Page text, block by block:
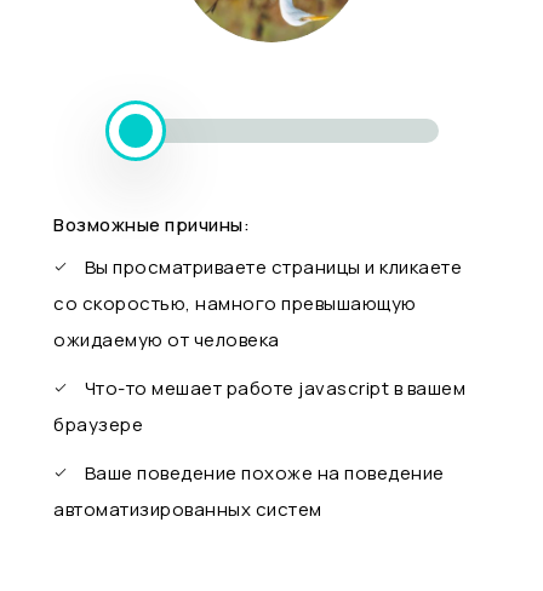
Возможные причины:
Вы просматриваете страницы и кликаете
со скоростью, намного превышающую
ожидаемую от человека
Что-то мешает работе javascript в вашем
браузере
Ваше поведение похоже на поведение
автоматизированных систем